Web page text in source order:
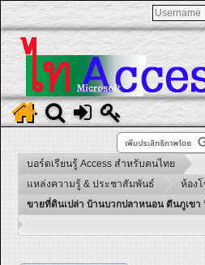
บอร์ดเรียนรู้ Access สำหรับคนไทย
แหล่งความรู้ & ประชาสัมพันธ์
ห้อง
ขายที่ดินเปล่า บ้านบวกปลาหนอน ตีนภูเขา